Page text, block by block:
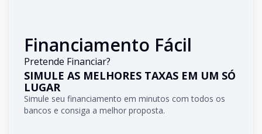
Financiamento Fácil
Pretende Financiar?
SIMULE AS MELHORES TAXAS EM UM SÓ
LUGAR
Simule seu financiamento em minutos com todos os
bancos e consiga a melhor proposta.